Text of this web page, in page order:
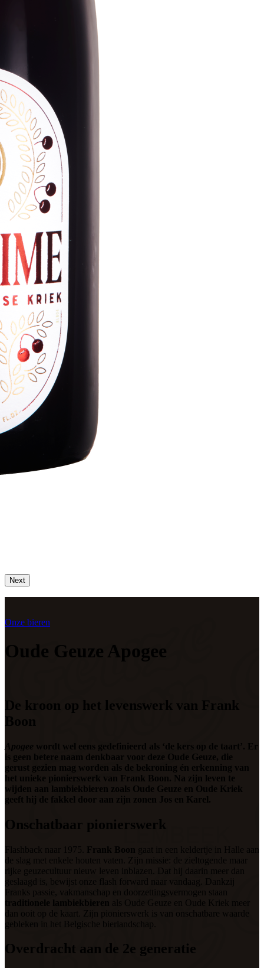
Next
Onze bieren
Oude Geuze Apogee
De kroon op het levenswerk van Frank
Boon
Apogee wordt wel eens gedefinieerd als ‘de kers op de taart’. Er
is geen betere naam denkbaar voor deze Oude Geuze, die
gerust gezien mag worden als de bekroning én erkenning van
het unieke pionierswerk van Frank Boon. Na zijn leven te
wijden aan lambiekbieren zoals Oude Geuze en Oude Kriek
geeft hij de fakkel door aan zijn zonen Jos en Karel.
Onschatbaar pionierswerk
Flashback naar 1975. Frank Boon gaat in een keldertje in Halle aan
de slag met enkele houten vaten. Zijn missie: de zieltogende maar
rijke geuzecultuur nieuw leven inblazen. Dat hij daarin meer dan
geslaagd is, bewijst onze flash forward naar vandaag. Dankzij
Franks passie, vakmanschap en doorzettingsvermogen staan
traditionele lambiekbieren als Oude Geuze en Oude Kriek meer
dan ooit op de kaart. Zijn pionierswerk is van onschatbare waarde
gebleken in het Belgische bierlandschap.
Overdracht aan de 2e generatie